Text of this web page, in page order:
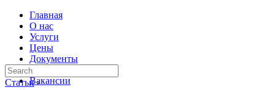
Главная
О нас
Услуги
Цены
Документы
Контакты
Вакансии
Статьи ›